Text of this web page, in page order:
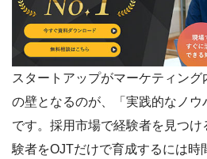
スタートアップがマーケティン
の壁となるのが、「実践的なノウ
です。採用市場で経験者を見つ
験者をOJTだけで育成するには時